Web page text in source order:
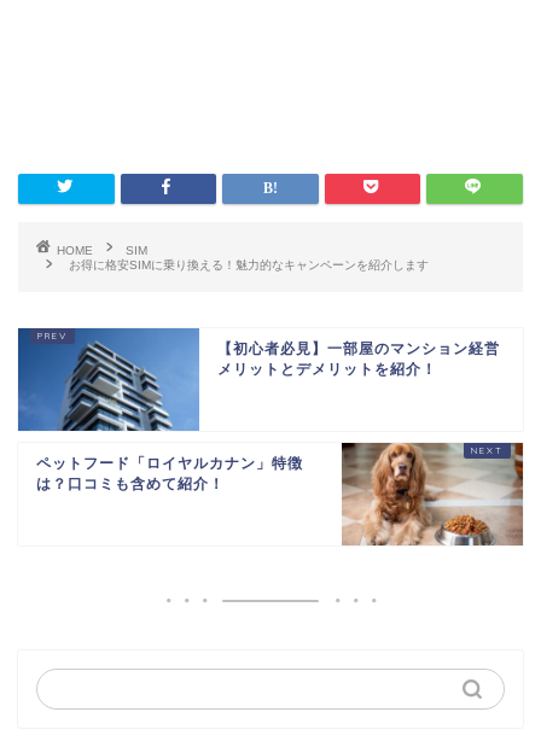
HOME
SIM
お得に格安SIMに乗り換える！魅力的なキャンペーンを紹介します
【初心者必見】一部屋のマンション経営
メリットとデメリットを紹介！
ペットフード「ロイヤルカナン」特徴
は？口コミも含めて紹介！